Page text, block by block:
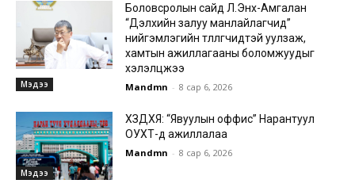
Мэдээ
Боловсролын сайд Л.Энх-Амгалан
“Дэлхийн залуу манлайлагчид”
нийгэмлэгийн төлөөлөгчидтэй уулзаж,
хамтын ажиллагааны боломжуудыг
хэлэлцжээ
Mandmn - 8 сар 6, 2026
Мэдээ
ХЗДХЯ: “Явуулын оффис” Нарантуул
ОУХТ-д ажиллалаа
Mandmn - 8 сар 6, 2026